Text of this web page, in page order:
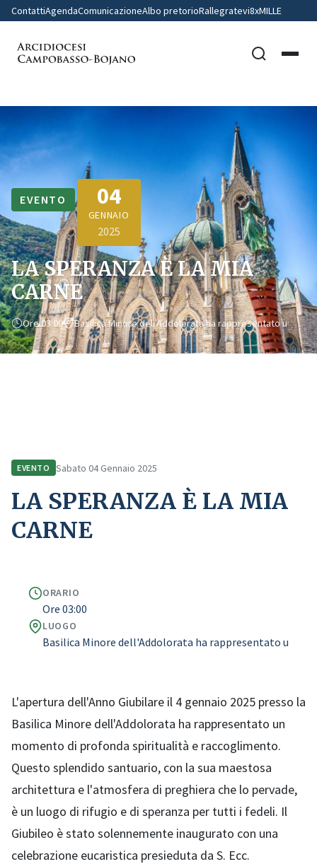
ContattiAgendaComunicazioneAlbo pretorioRallegratevi8xMILLE
EVENTO 04
GENNAIO
2025
LA SPERANZA È LA MIA
CARNE
Ore 03:00 Basilica Minore dell'Addolorata ha rappresentato u
EVENTO Sabato 04 Gennaio 2025
LA SPERANZA È LA MIA
CARNE
ORARIO
Ore 03:00
LUOGO
Basilica Minore dell'Addolorata ha rappresentato u
L'apertura dell'Anno Giubilare il 4 gennaio 2025 presso la
Basilica Minore dell'Addolorata ha rappresentato un
momento di profonda spiritualità e raccoglimento.
Questo splendido santuario, con la sua maestosa
architettura e l'atmosfera di preghiera che lo pervade,
è un luogo di rifugio e di speranza per tutti i fedeli. Il
Giubileo è stato solennemente inaugurato con una
celebrazione eucaristica presieduta da S. Ecc.